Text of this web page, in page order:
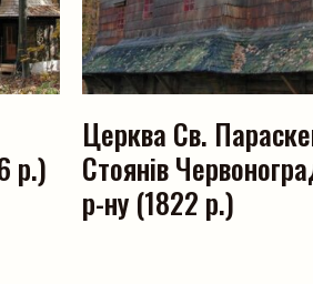
на сайті
р.)
Церква Св.
Стоянів
р-ну (1822 р.)